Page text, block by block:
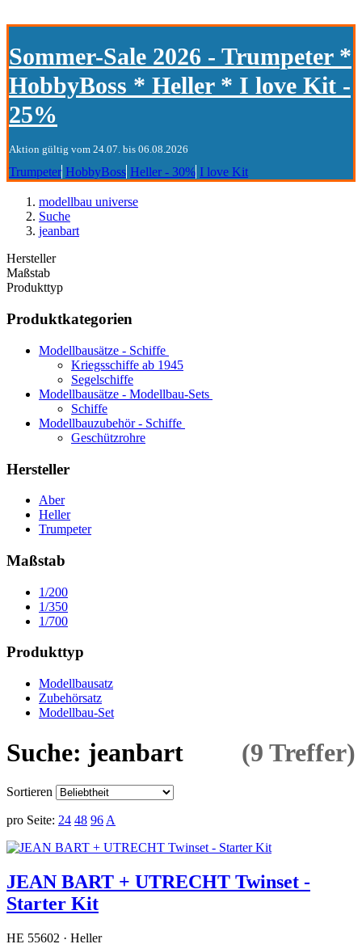
Sommer-Sale 2026 - Trumpeter *
HobbyBoss * Heller * I love Kit -
25%
Aktion gültig vom 24.07. bis 06.08.2026
Trumpeter HobbyBoss Heller - 30% I love Kit
modellbau universe
Suche
jeanbart
Hersteller
Maßstab
Produkttyp
Produktkategorien
Modellbausätze - Schiffe
Kriegsschiffe ab 1945
Segelschiffe
Modellbausätze - Modellbau-Sets
Schiffe
Modellbauzubehör - Schiffe
Geschützrohre
Hersteller
Aber
Heller
Trumpeter
Maßstab
1/200
1/350
1/700
Produkttyp
Modellbausatz
Zubehörsatz
Modellbau-Set
Suche: jeanbart (9 Treffer)
Sortieren
pro Seite: 24 48 96 A
JEAN BART + UTRECHT Twinset -
Starter Kit
HE 55602 · Heller